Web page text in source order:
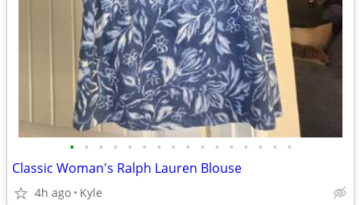
• • • • • • • • • • • • • • • •
Classic Woman's Ralph Lauren Blouse
4h ago Kyle